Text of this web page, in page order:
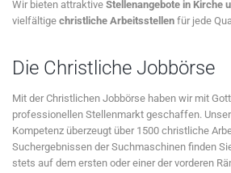
Wir bieten attraktive Stellenangebote in Kirche
vielfältige christliche Arbeitsstellen für jede
Die Christliche Jobbörse
Mit der Christlichen Jobbörse haben wir mit
professionellen Stellenmarkt geschaffen.
Kompetenz überzeugt über 1500 christliche
Suchergebnissen der Suchmaschinen finden
stets auf dem ersten oder einer der vorderen